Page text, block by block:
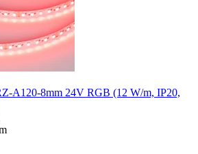
A120-8mm 24V RGB (12 W/m, IP20,